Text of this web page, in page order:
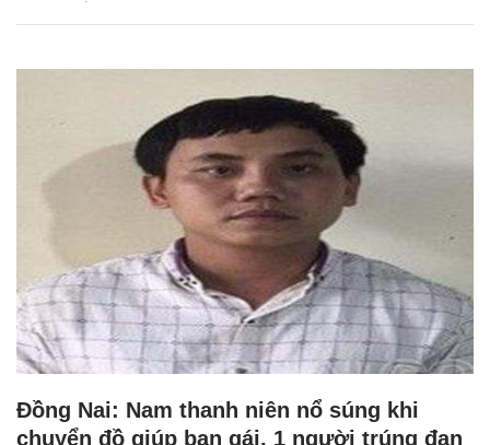
Đồng Nai: Nam thanh niên nổ súng khi
chuyển đồ giúp bạn gái, 1 người trúng đạn